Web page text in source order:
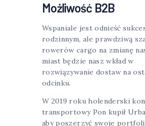
Możliwość B2B
Wspaniale jest odnieść
rodzinnym, ale prawdziwą
rowerów cargo na zmianę
miast będzie nasz wkład w
rozwiązywanie dostaw na
odcinku.
W 2019 roku holenderski
transportowy Pon kupił
aby poszerzyć swoje